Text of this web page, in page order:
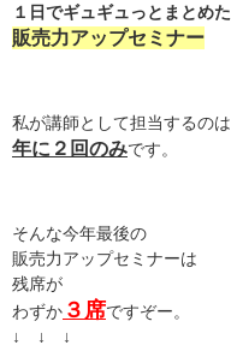
１日でギュギュっとまとめた
販売力アップセミナー
私が講師として担当するのは
年に２回のみです。
そんな今年最後の
販売力アップセミナーは
残席が
わずか ３席ですぞー。
↓ ↓ ↓